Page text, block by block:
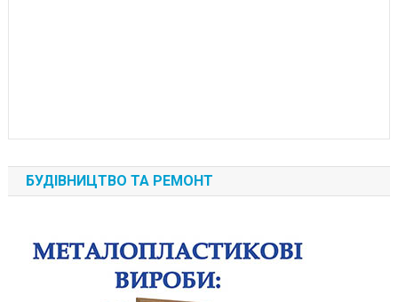
БУДІВНИЦТВО ТА РЕМОНТ